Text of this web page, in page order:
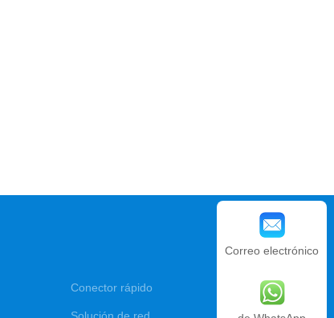
Conector rápido
Correo electrónico